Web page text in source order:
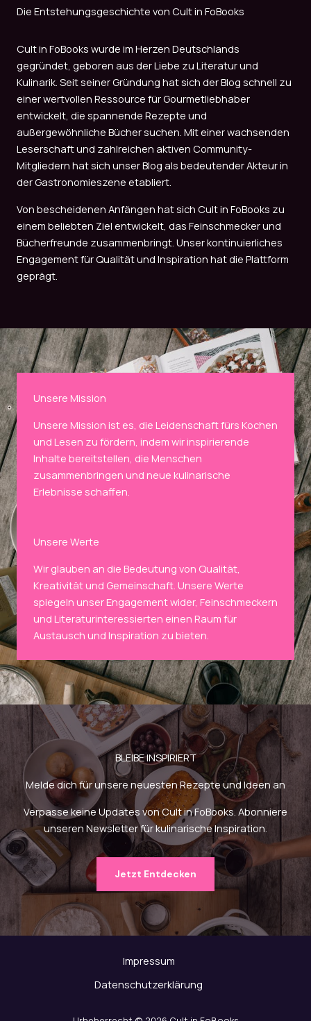
Die Entstehungsgeschichte von Cult in FoBooks
Cult in FoBooks wurde im Herzen Deutschlands
gegründet, geboren aus der Liebe zu Literatur und
Kulinarik. Seit seiner Gründung hat sich der Blog schnell zu
einer wertvollen Ressource für Gourmetliebhaber
entwickelt, die spannende Rezepte und
außergewöhnliche Bücher suchen. Mit einer wachsenden
Leserschaft und zahlreichen aktiven Community-
Mitgliedern hat sich unser Blog als bedeutender Akteur in
der Gastronomieszene etabliert.
Von bescheidenen Anfängen hat sich Cult in FoBooks zu
einem beliebten Ziel entwickelt, das Feinschmecker und
Bücherfreunde zusammenbringt. Unser kontinuierliches
Engagement für Qualität und Inspiration hat die Plattform
geprägt.
Unsere Mission
Unsere Mission ist es, die Leidenschaft fürs Kochen
und Lesen zu fördern, indem wir inspirierende
Inhalte bereitstellen, die Menschen
zusammenbringen und neue kulinarische
Erlebnisse schaffen.
Unsere Werte
Wir glauben an die Bedeutung von Qualität,
Kreativität und Gemeinschaft. Unsere Werte
spiegeln unser Engagement wider, Feinschmeckern
und Literaturinteressierten einen Raum für
Austausch und Inspiration zu bieten.
BLEIBE INSPIRIERT
Melde dich für unsere neuesten Rezepte und Ideen an
Verpasse keine Updates von Cult in FoBooks. Abonniere
unseren Newsletter für kulinarische Inspiration.
Jetzt Entdecken
Impressum
Datenschutzerklärung